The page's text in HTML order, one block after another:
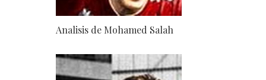
Analisis de Mohamed Salah